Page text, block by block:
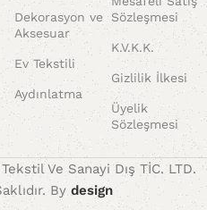
Dekorasyon ve
Aksesuar
Ev Tekstili
Aydınlatma
Sözleşmesi
K.V.K.K.
Gizlilik İlkesi
Üyelik
Sözleşmesi
Ve Sanayi Dış TİC. LTD.
By design